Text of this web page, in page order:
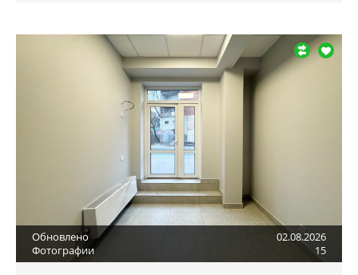
Обновлено
02.08.2026
Фотографии
15